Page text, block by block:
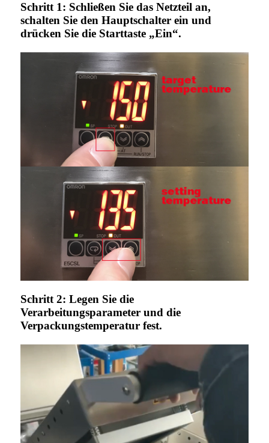
Schritt 1: Schließen Sie das Netzteil an,
schalten Sie den Hauptschalter ein und
drücken Sie die Starttaste „Ein“.
Schritt 2: Legen Sie die
Verarbeitungsparameter und die
Verpackungstemperatur fest.